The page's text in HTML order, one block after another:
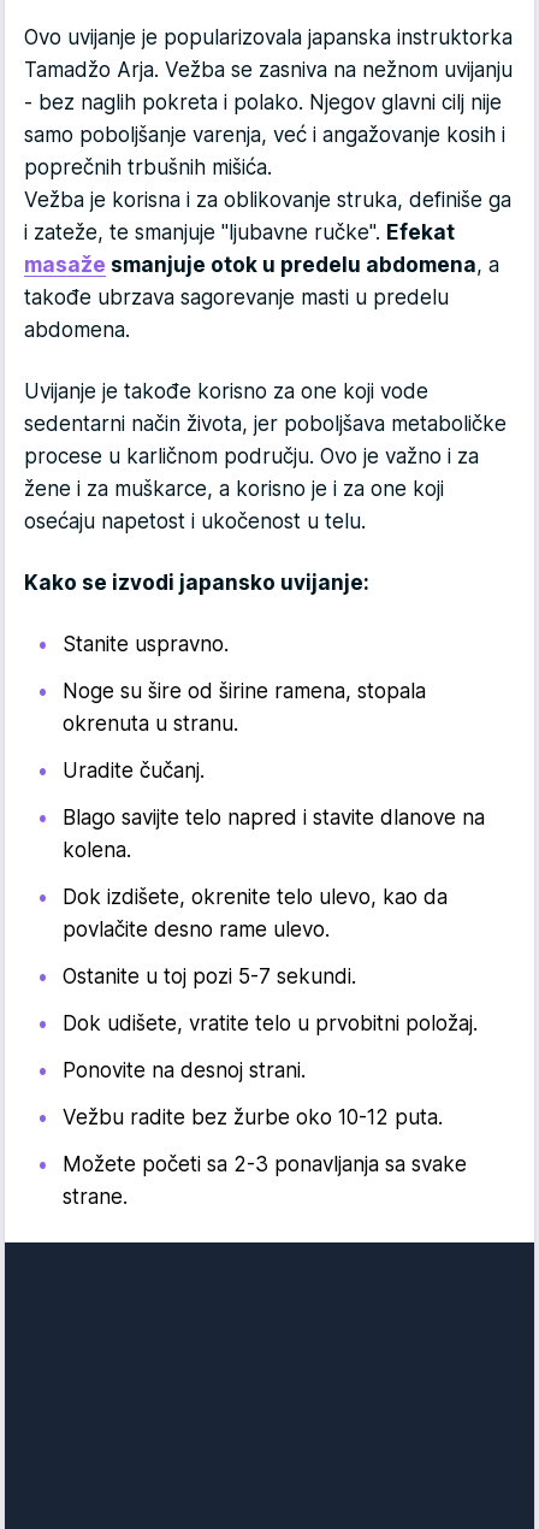
Ovo uvijanje je popularizovala japanska instruktorka
Tamadžo Arja. Vežba se zasniva na nežnom uvijanju
- bez naglih pokreta i polako. Njegov glavni cilj nije
samo poboljšanje varenja, već i angažovanje kosih i
poprečnih trbušnih mišića.
Vežba je korisna i za oblikovanje struka, definiše ga
i zateže, te smanjuje "ljubavne ručke". Efekat
masaže smanjuje otok u predelu abdomena, a
takođe ubrzava sagorevanje masti u predelu
abdomena.
Uvijanje je takođe korisno za one koji vode
sedentarni način života, jer poboljšava metaboličke
procese u karličnom području. Ovo je važno i za
žene i za muškarce, a korisno je i za one koji
osećaju napetost i ukočenost u telu.
Kako se izvodi japansko uvijanje:
Stanite uspravno.
Noge su šire od širine ramena, stopala
okrenuta u stranu.
Uradite čučanj.
Blago savijte telo napred i stavite dlanove na
kolena.
Dok izdišete, okrenite telo ulevo, kao da
povlačite desno rame ulevo.
Ostanite u toj pozi 5-7 sekundi.
Dok udišete, vratite telo u prvobitni položaj.
Ponovite na desnoj strani.
Vežbu radite bez žurbe oko 10-12 puta.
Možete početi sa 2-3 ponavljanja sa svake
strane.